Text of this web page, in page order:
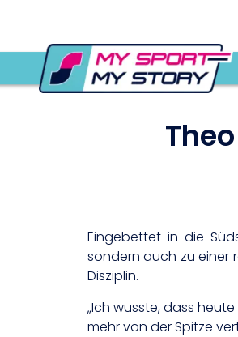
Eingebettet in die
sondern auch zu einer
Disziplin.
„Ich wusste, dass
mehr von der Spitze